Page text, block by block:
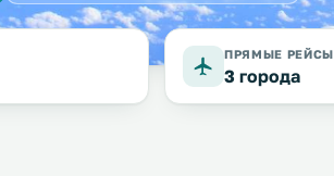
ПРЯМЫЕ РЕЙСЫ
3 города